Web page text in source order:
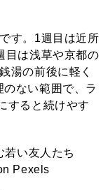
す。1週目は近所
目は浅草や京都の
湯の前後に軽く
ない範囲で、ラ
すると続けやす
Pexels